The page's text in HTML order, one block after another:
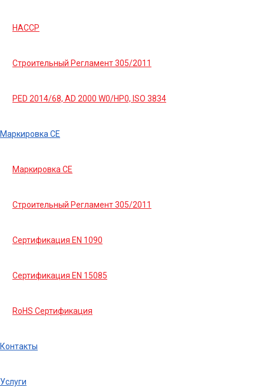
HACCP
Строительный Регламент 305/2011
PED 2014/68, AD 2000 W0/HP0, ISO 3834
Маркировка СЕ
Маркировка СЕ
Строительный Регламент 305/2011
Сертификация EN 1090
Сертификация EN 15085
RoHS Сертификация
Контакты
Услуги